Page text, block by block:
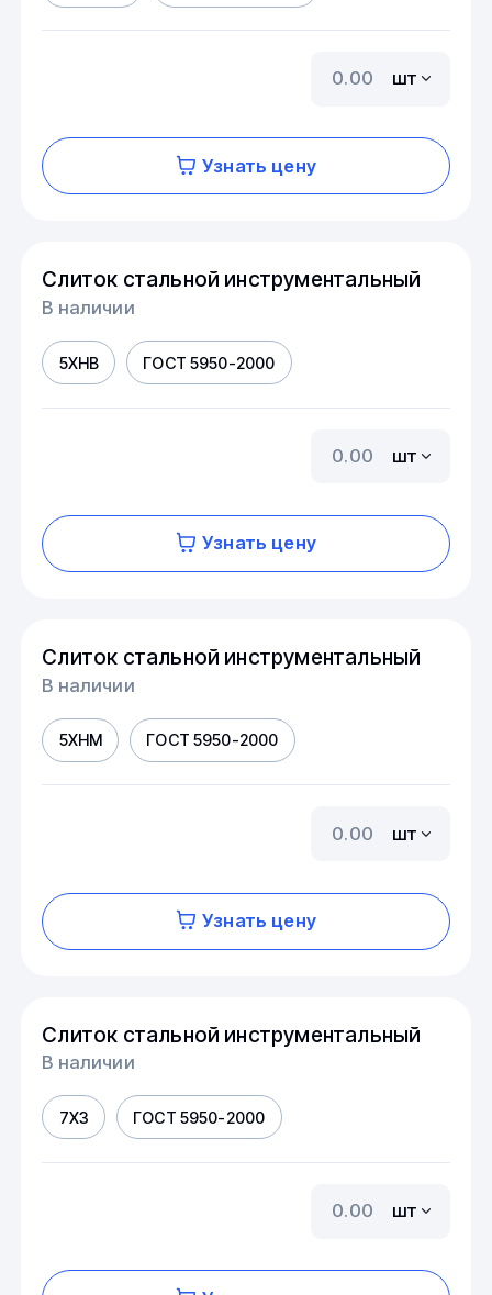
шт
Узнать цену
Слиток стальной инструментальный
В наличии
5ХНВ ГОСТ 5950-2000
шт
Узнать цену
Слиток стальной инструментальный
В наличии
5ХНМ ГОСТ 5950-2000
шт
Узнать цену
Слиток стальной инструментальный
В наличии
7Х3 ГОСТ 5950-2000
шт